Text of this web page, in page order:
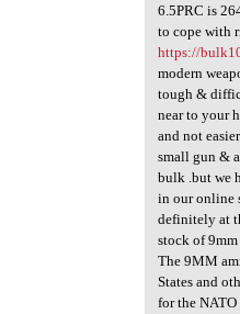
6.5PRC is
to cope with
https://
modern
tough &
near to your
and not
small gun &
bulk .but we
in our online
definitely at
stock of 9mm
The 9MM
States and
for the NATO